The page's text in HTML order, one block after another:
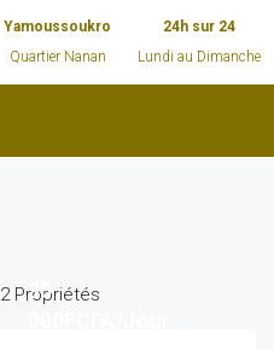
Yamoussoukro
Quartier Nanan
24h sur 24
Lundi au Dimanche
2 Propriétés
30